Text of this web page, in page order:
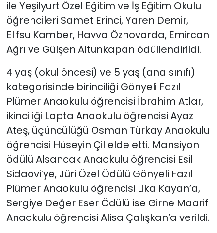
ile Yeşilyurt Özel Eğitim ve İş Eğitim Okulu
öğrencileri Samet Erinci, Yaren Demir,
Elifsu Kamber, Havva Özhovarda, Emircan
Ağrı ve Gülşen Altunkapan ödüllendirildi.
4 yaş (okul öncesi) ve 5 yaş (ana sınıfı)
kategorisinde birinciliği Gönyeli Fazıl
Plümer Anaokulu öğrencisi İbrahim Atlar,
ikinciliği Lapta Anaokulu öğrencisi Ayaz
Ateş, üçüncülüğü Osman Türkay Anaokulu
öğrencisi Hüseyin Çil elde etti. Mansiyon
ödülü Alsancak Anaokulu öğrencisi Esil
Sidaovi’ye, Jüri Özel Ödülü Gönyeli Fazıl
Plümer Anaokulu öğrencisi Lika Kayan’a,
Sergiye Değer Eser Ödülü ise Girne Maarif
Anaokulu öğrencisi Alisa Çalışkan’a verildi.